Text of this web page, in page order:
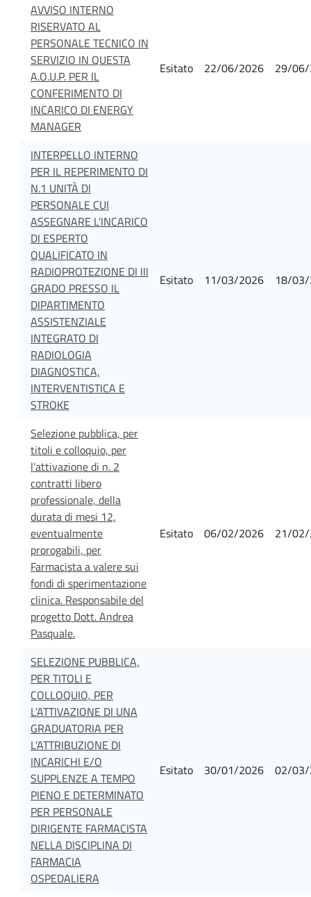
AVVISO INTERNO
RISERVATO AL
PERSONALE TECNICO IN
SERVIZIO IN QUESTA
A.O.U.P. PER IL
CONFERIMENTO DI
INCARICO DI ENERGY
MANAGER
Esitato 22/06/2026 29/
INTERPELLO INTERNO
PER IL REPERIMENTO DI
N.1 UNITÀ DI
PERSONALE CUI
ASSEGNARE L’INCARICO
DI ESPERTO
QUALIFICATO IN
RADIOPROTEZIONE DI III
GRADO PRESSO IL
DIPARTIMENTO
ASSISTENZIALE
INTEGRATO DI
RADIOLOGIA
DIAGNOSTICA,
INTERVENTISTICA E
STROKE
Esitato 11/03/2026 18/
Selezione pubblica, per
titoli e colloquio, per
l’attivazione di n. 2
contratti libero
professionale, della
durata di mesi 12,
eventualmente
prorogabili, per
Farmacista a valere sui
fondi di sperimentazione
clinica. Responsabile del
progetto Dott. Andrea
Pasquale.
Esitato 06/02/2026 21/
SELEZIONE PUBBLICA,
PER TITOLI E
COLLOQUIO, PER
L’ATTIVAZIONE DI UNA
GRADUATORIA PER
L’ATTRIBUZIONE DI
INCARICHI E/O
SUPPLENZE A TEMPO
PIENO E DETERMINATO
PER PERSONALE
DIRIGENTE FARMACISTA
NELLA DISCIPLINA DI
FARMACIA
OSPEDALIERA
Esitato 30/01/2026 02/